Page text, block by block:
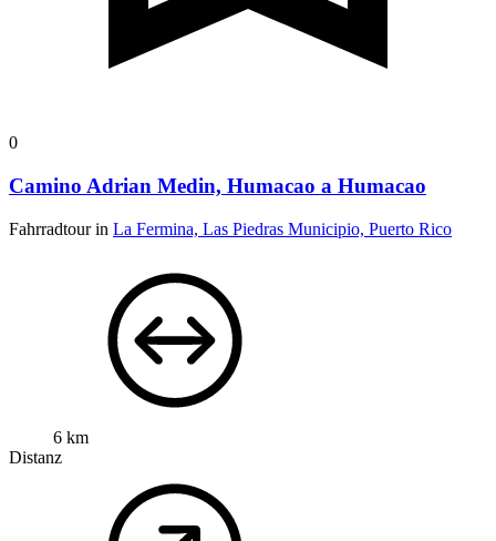
0
Camino Adrian Medin, Humacao a Humacao
Fahrradtour in La Fermina, Las Piedras Municipio, Puerto Rico
6 km
Distanz